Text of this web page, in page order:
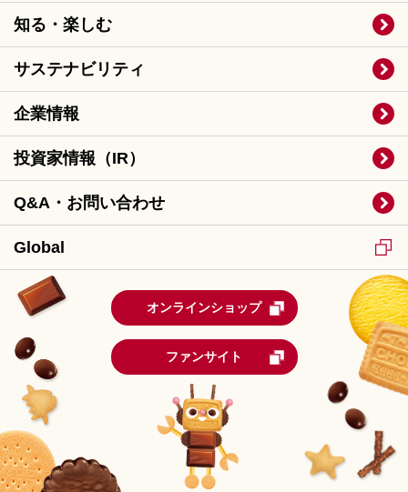
知る・楽しむ
サステナビリティ
企業情報
投資家情報（IR）
Q&A・お問い合わせ
Global
オンラインショップ
ファンサイト